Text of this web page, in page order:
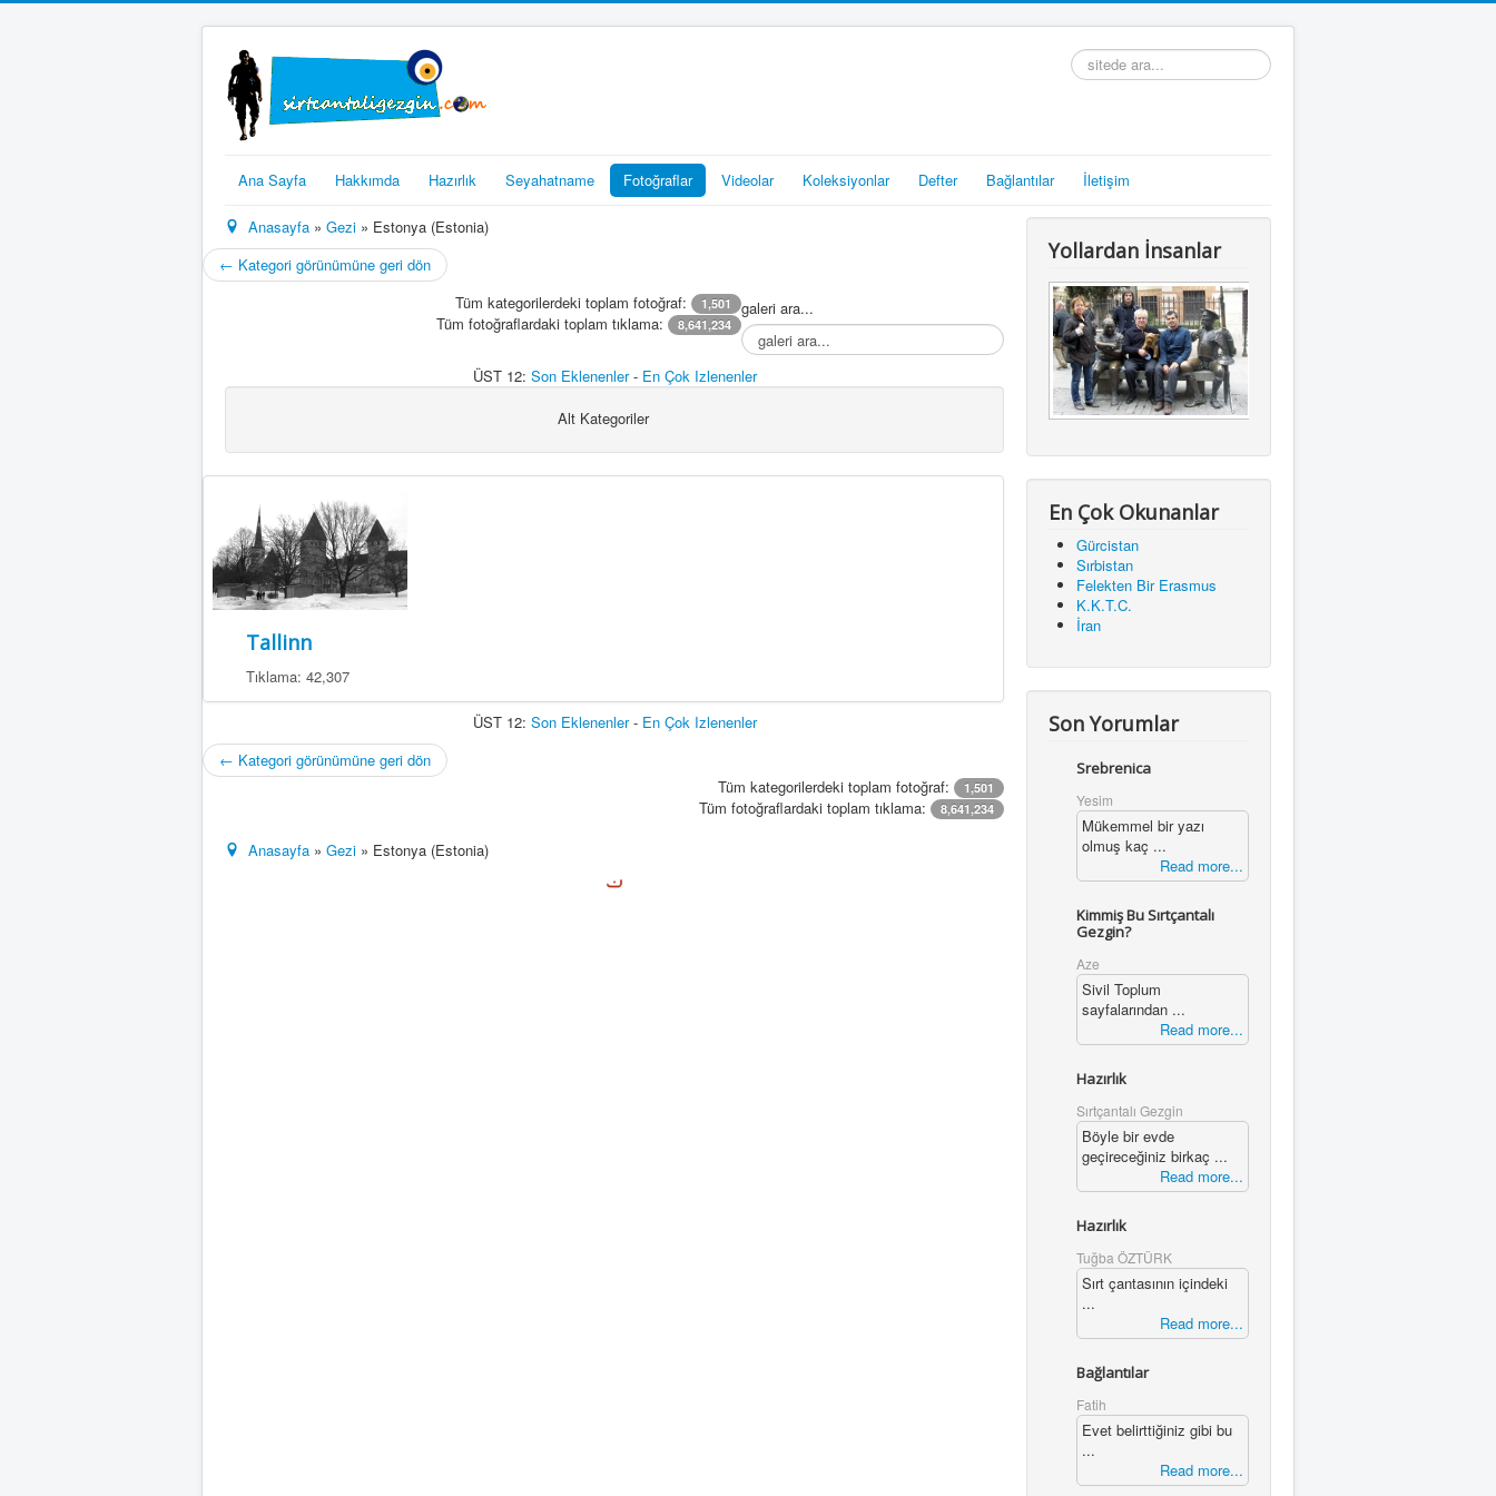
arama...
Ana Sayfa Hakkımda Hazırlık Seyahatname Fotoğraflar Videolar Koleksiyonlar Defter Bağlantılar İletişim
Anasayfa »Gezi » Estonya (Estonia)
← Kategori görünümüne geri dön
galeri ara...
Tüm kategorilerdeki toplam fotoğraf: 1,501
Tüm fotoğraflardaki toplam tıklama: 8,641,234
ÜST 12: Son Eklenenler- En Çok Izlenenler
Alt Kategoriler
Tallinn
Tıklama: 42,307
ÜST 12: Son Eklenenler- En Çok Izlenenler
← Kategori görünümüne geri dön
Tüm kategorilerdeki toplam fotoğraf:
1,501
Tüm fotoğraflardaki toplam tıklama: 8,641,234
Anasayfa »Gezi » Estonya (Estonia)
Yollardan İnsanlar
En Çok Okunanlar
Gürcistan
Sırbistan
Felekten Bir Erasmus
K.K.T.C.
İran
Son Yorumlar
Srebrenica
Yesim
Mükemmel bir yazı
olmuş kaç ...
Read more...
Kimmiş Bu Sırtçantalı
Gezgin?
Aze
Sivil Toplum
sayfalarından ...
Read more...
Hazırlık
Sırtçantalı Gezgin
Böyle bir evde
geçireceğiniz birkaç ...
Read more...
Hazırlık
Tuğba ÖZTÜRK
Sırt çantasının içindeki
...
Read more...
Bağlantılar
Fatih
Evet belirttiğiniz gibi bu
...
Read more...